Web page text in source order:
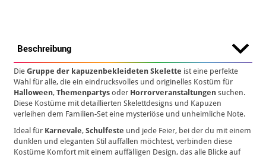
Beschreibung
DieGruppe der kapuzenbekleideten Skelette ist eine perfekte
Wahl für alle, die ein eindrucksvolles und originelles Kostüm für
Halloween,Themenpartys oder Horrorveranstaltungen suchen.
Diese Kostüme mit detaillierten Skelettdesigns und Kapuzen
verleihen dem Familien-Set eine mysteriöse und unheimliche Note.
Ideal für Karnevale,Schulfeste und jede Feier, bei der du mit einem
dunklen und eleganten Stil auffallen möchtest, verbinden diese
Kostüme Komfort mit einem auffälligen Design, das alle Blicke auf